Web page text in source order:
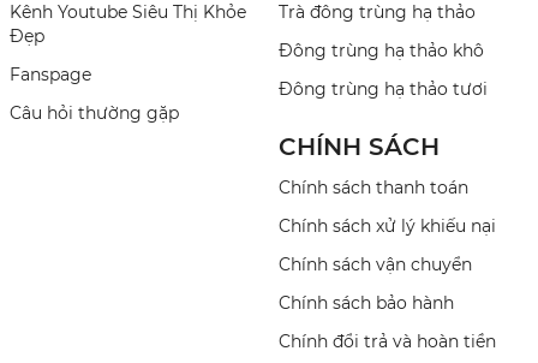
Kênh Youtube Siêu Thị Khỏe
Đẹp
Fanspage
Câu hỏi thường gặp
Trà đông trùng hạ thảo
Đông trùng hạ thảo khô
Đông trùng hạ thảo tươi
CHÍNH SÁCH
Chính sách thanh toán
Chính sách xử lý khiếu nại
Chính sách vận chuyển
Chính sách bảo hành
Chính đổi trả và hoàn tiền